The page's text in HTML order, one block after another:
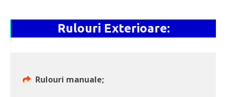
Rulouri Exterioare:
Rulouri manuale;